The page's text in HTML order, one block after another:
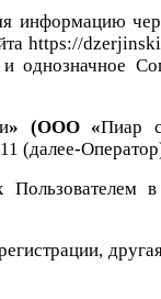
информацию
https://
» (ООО «Пиар
(далее-
Пользователем